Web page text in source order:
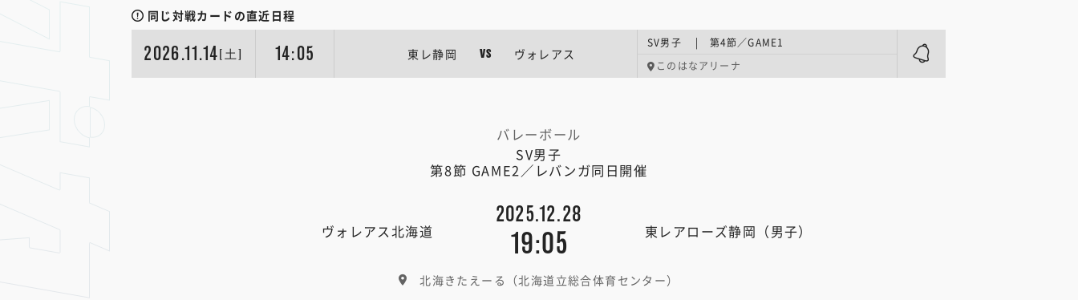
同じ対戦カードの直近日程
2026.11.14[土] 14:05 東レ静岡 VS ヴォレアス
SV男子 | 第4節／GAME1
このはなアリーナ
バレーボール
SV男子
第8節 GAME2／レバンガ同日開催
ヴォレアス北海道
2025.12.28
19:05 東レアローズ静岡（男子）
北海きたえーる（北海道立総合体育センター）